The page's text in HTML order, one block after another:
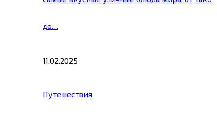
до…
11.02.2025
Путешествия